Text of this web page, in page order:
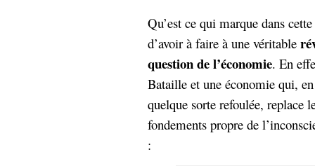
Qu’est ce qui marque dans
d’avoir à faire à une véritable
question de l’économie. En
Bataille et une économie qui,
quelque sorte refoulée, replace
fondements propre de
: